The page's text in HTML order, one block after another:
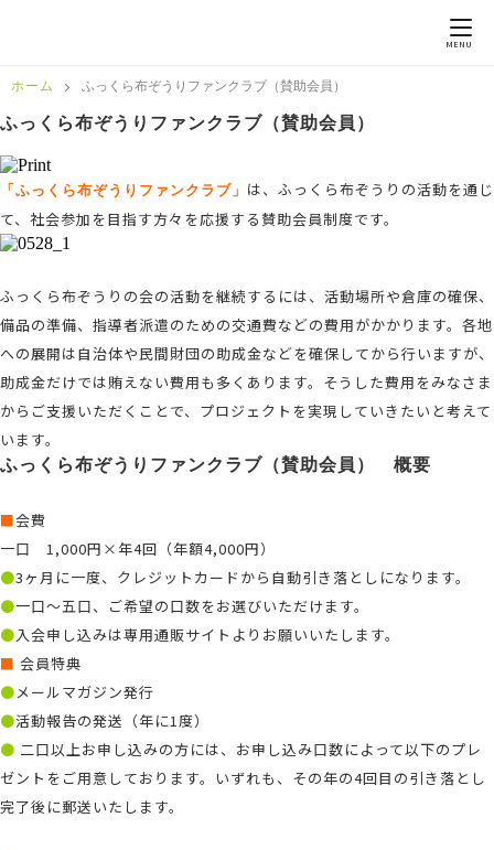
MENU
ホーム ふっくら布ぞうりファンクラブ（賛助会員）
ふっくら布ぞうりファンクラブ（賛助会員）
「ふっくら布ぞうりファンクラブ」 は、ふっくら布ぞうりの活動を通じ
て、社会参加を目指す方々を応援する賛助会員制度です。
ふっくら布ぞうりの会の活動を継続するには、活動場所や倉庫の確保、
備品の準備、指導者派遣のための交通費などの費用がかかります。各地
への展開は自治体や民間財団の助成金などを確保してから行いますが、
助成金だけでは賄えない費用も多くあります。そうした費用をみなさま
からご支援いただくことで、プロジェクトを実現していきたいと考えて
います。
ふっくら布ぞうりファンクラブ（賛助会員） 概要
■会費
一口 1,000円×年4回（年額4,000円）
●3ヶ月に一度、クレジットカードから自動引き落としになります。
●一口〜五口、ご希望の口数をお選びいただけます。
●入会申し込みは専用通販サイトよりお願いいたします。
■ 会員特典
●メールマガジン発行
●活動報告の発送（年に1度）
● 二口以上お申し込みの方には、お申し込み口数によって以下のプレ
ゼントをご用意しております。いずれも、その年の4回目の引き落とし
完了後に郵送いたします。